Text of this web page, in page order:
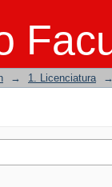
→ 1. Licenciatura